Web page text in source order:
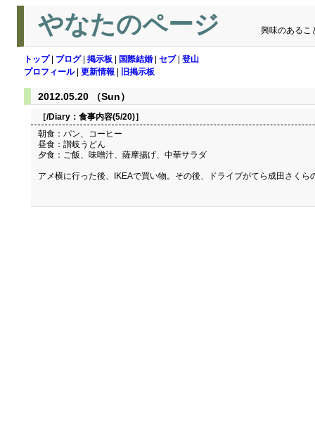
やなたのページ 興味のあるこ
トップ| ブログ| 掲示板 国際結婚 セブ| 登山
プロフィール| 更新情報 旧掲示板
2012.05.20 （Sun）
［/Diary： 食事内容(5/20)］
朝食：パン、コーヒー
昼食：讃岐うどん
夕食：ご飯、味噌汁、薩摩揚げ、中華サラダ
アメ横に行った後、IKEAで買い物。その後、ドライブがてら成田さくら